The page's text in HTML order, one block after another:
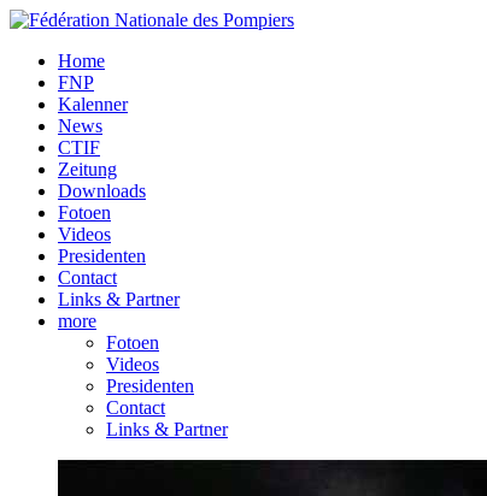
Home
FNP
Kalenner
News
CTIF
Zeitung
Downloads
Fotoen
Videos
Presidenten
Contact
Links & Partner
more
Fotoen
Videos
Presidenten
Contact
Links & Partner